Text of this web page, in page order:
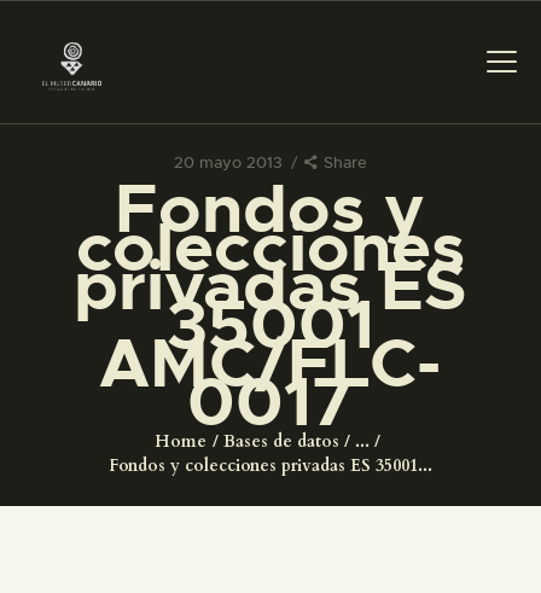
20 mayo 2013 Share
Fondos y
colecciones
privadas ES
35001
AMC/FLC-
0017
Home Bases de datos
...
Fondos y colecciones privadas ES 35001...
PREPARAR LA VISITA
ACTIVIDADES
█
EL MUSEO